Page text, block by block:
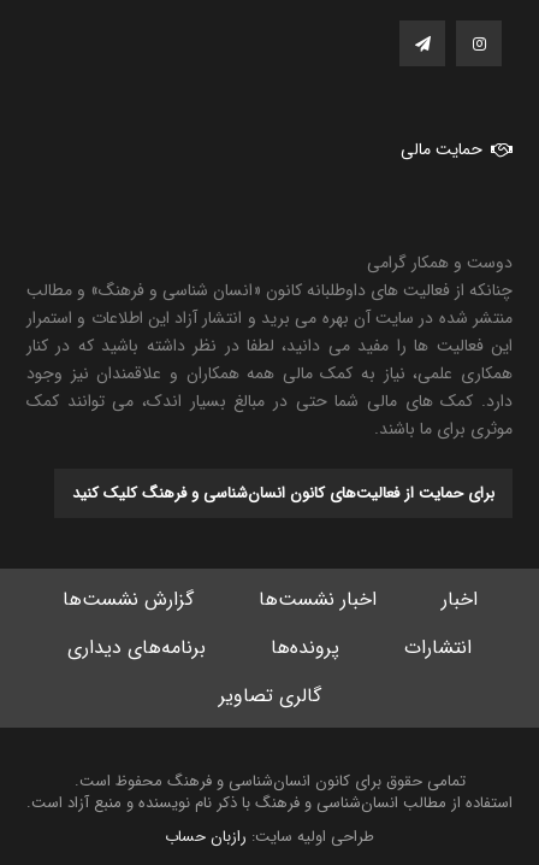
حمایت مالی
دوست و همکار گرامی
چنانکه از فعالیت های داوطلبانه کانون «انسان شناسی و فرهنگ» و مطالب
منتشر شده در سایت آن بهره می برید و انتشار آزاد این اطلاعات و استمرار
این فعالیت ها را مفید می دانید، لطفا در نظر داشته باشید که در کنار
همکاری علمی، نیاز به کمک مالی همه همکاران و علاقمندان نیز وجود
دارد. کمک های مالی شما حتی در مبالغ بسیار اندک، می توانند کمک
موثری برای ما باشند.
برای حمایت از فعالیت‌های کانون انسان‌شناسی و فرهنگ کلیک کنید
اخبار اخبار نشست‌ها
گزارش نشست‌ها
انتشارات
پرونده‌ها
برنامه‌های دیداری
گالری تصاویر
تمامی حقوق برای کانون انسان‌شناسی و فرهنگ محفوظ است.
استفاده از مطالب انسان‌شناسی و فرهنگ با ذکر نام نویسنده و منبع آزاد است.
طراحی اولیه سایت:رازبان حساب